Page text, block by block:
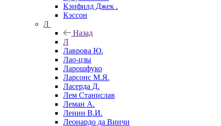
Кэнфилд Джек .
Кэссон
Л
Назад
Л
Лаврова Ю.
Лао-цзы
Ларошфуко
Ларсонс М.Я.
Ласерда Д.
Лем Станислав
Леман А.
Ленин В.И.
Леонардо да Винчи